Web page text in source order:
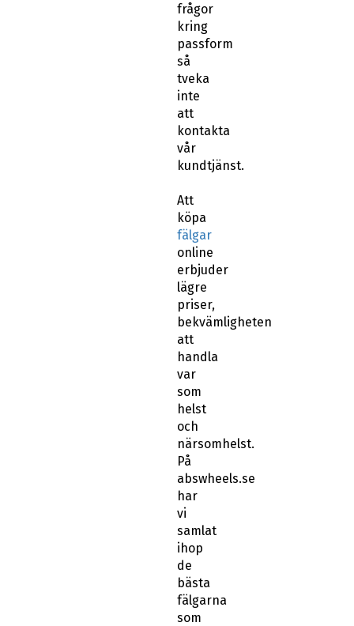
frågor
kring
passform
så
tveka
inte
att
kontakta
vår
kundtjänst.
Att
köpa
fälgar
online
erbjuder
lägre
priser,
bekvämligheten
att
handla
var
som
helst
och
närsomhelst.
På
abswheels.se
har
vi
samlat
ihop
de
bästa
fälgarna
som